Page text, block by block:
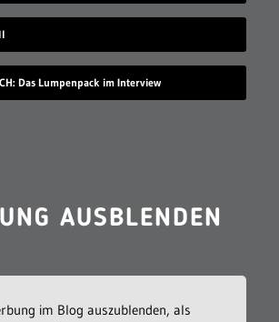
Das Lumpenpack im Interview
AUSBLENDEN
im Blog auszublenden, als